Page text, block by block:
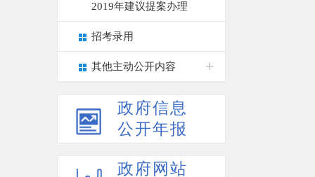
2019年建议提案办理
招考录用
其他主动公开内容
政府信息
公开年报
政府网站